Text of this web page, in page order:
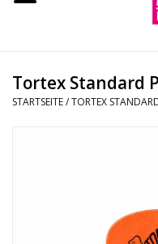
Aktion
Drums
Tortex Standard
STARTSEITE/TORTEX